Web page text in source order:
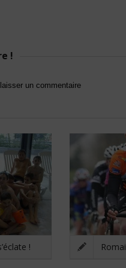
!
un commentaire
!